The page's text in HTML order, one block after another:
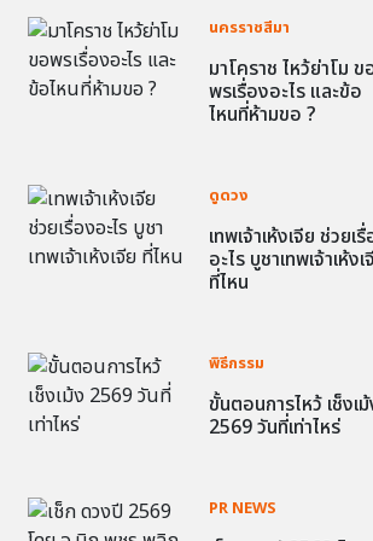
นครราชสีมา
มาโคราช ไหว้ย่าโม ข
พรเรื่องอะไร และข้อ
ไหนที่ห้ามขอ ?
ดูดวง
เทพเจ้าเห้งเจีย ช่วยเ
อะไร บูชาเทพเจ้าเห้งเ
ที่ไหน
พิธีกรรม
ขั้นตอนการไหว้ เช็งเ
2569 วันที่เท่าไหร่
PR NEWS